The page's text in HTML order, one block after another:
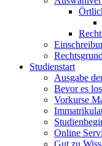
Studienstart
Ausgabe
Bevor es
Vorkurse
Online